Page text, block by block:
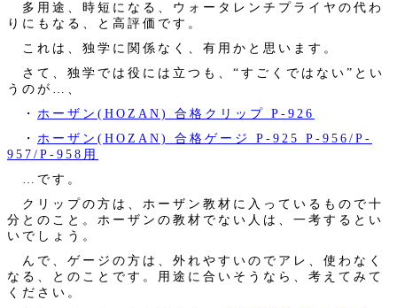
多用途、時短になる、ウォータレンチプライヤの代わ
りにもなる、と高評価です。
これは、独学に関係なく、有用かと思います。
さて、独学では役には立つも、“すごくではない”とい
うのが…、
・ ホーザン(HOZAN) 合格クリップ P-926
・ ホーザン(HOZAN) 合格ゲージ P-925 P-956/P-
957/P-958用
…です。
クリップの方は、ホーザン教材に入っているもので十
分とのこと。ホーザンの教材でない人は、一考するとい
いでしょう。
んで、ゲージの方は、外れやすいのでアレ、使わなく
なる、とのことです。用途に合いそうなら、考えてみて
ください。